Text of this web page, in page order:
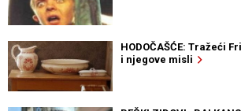
HODOČAŠĆE: Tražeći
i njegove misli